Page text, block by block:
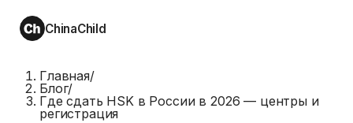
ChinaChild
Главная/
Блог/
Где сдать HSK в России в 2026 — центры и
регистрация